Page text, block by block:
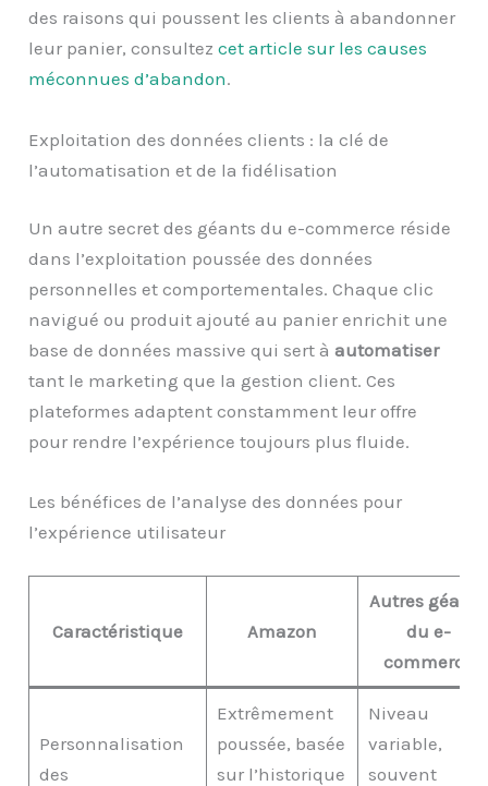
des raisons qui poussent les clients à abandonner
leur panier, consultezcet article sur les causes
méconnues d’abandon.
Exploitation des données clients : la clé de
l’automatisation et de la fidélisation
Un autre secret des géants du e-commerce réside
dans l’exploitation poussée des données
personnelles et comportementales. Chaque clic
navigué ou produit ajouté au panier enrichit une
base de données massive qui sert àautomatiser
tant le marketing que la gestion client. Ces
plateformes adaptent constamment leur offre
pour rendre l’expérience toujours plus fluide.
Les bénéfices de l’analyse des données pour
l’expérience utilisateur
Caractéristique Amazon
Autres géants
du e-
commerce
Personnalisation
des
Extrêmement
poussée, basée
sur l’historique
Niveau
variable,
souvent